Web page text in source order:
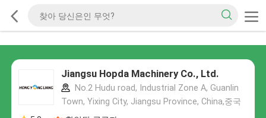
Jiangsu Hopda Machinery Co., Ltd.
No.2 Hudu road, Industrial Zone A, Guanlin
Town, Yixing City, Jiangsu Province, China,중국